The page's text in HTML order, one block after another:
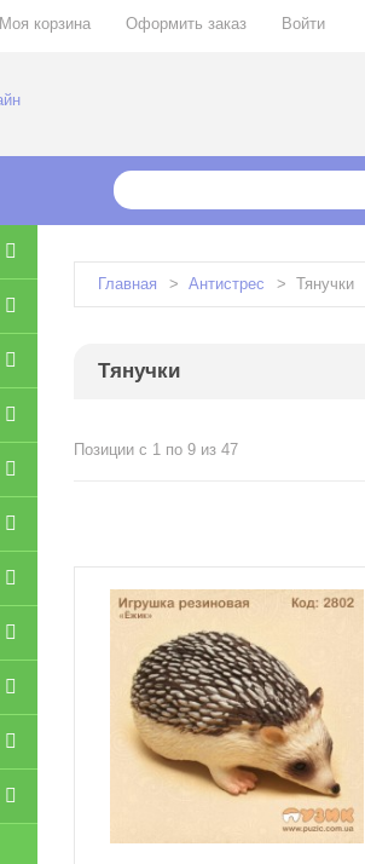
Моя корзина Оформить заказ Войти
Главная > Антистрес > Тянучки
Тянучки
Позиции с 1 по 9 из 47